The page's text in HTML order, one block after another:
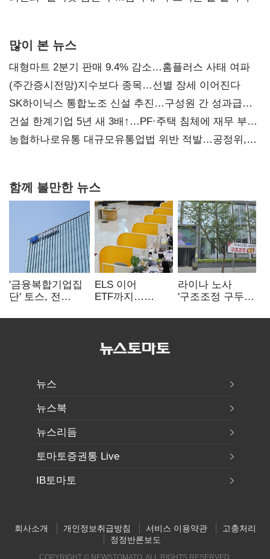
많이 본 뉴스
대형마트 2분기 판매 9.4% 감소…홈플러스 사태 여파
(주간증시전망)지수보다 종목…선별 장세 이어진다
SK하이닉스 통합노조 신설 추진…구성원 간 성과급
불만 확산
건설 한계기업 5년 새 3배↑…PF·주택 침체에 재무 부담
확대
농협하나로유통 대규모유통업법 위반 적발…공정위,
함께 볼만한 뉴스
'금융복합기업집
단' 토스, 전
표준화
ELS 이어
ETF까지…
제동 걸린 은행
라이나 노사
'구조조정 구두
뉴스
뉴스북
뉴스리듬
토마토증권통 Live
IB토마토
회사소개 개인정보취급방침 서비스 이용약관
고충처리
정정반론보도
COPYRIGHT © NEWSTOMATO. ALL RIGHTS RESERVED.